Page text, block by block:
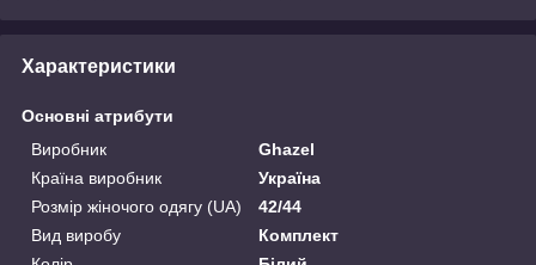
Характеристики
Основні атрибути
Виробник
Ghazel
Країна виробник
Україна
Розмір жіночого одягу (UA)
42/44
Вид виробу
Комплект